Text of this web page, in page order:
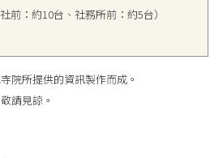
前：約10台、社務所前：約5台）
院所提供的資訊製作而成。
請見諒。